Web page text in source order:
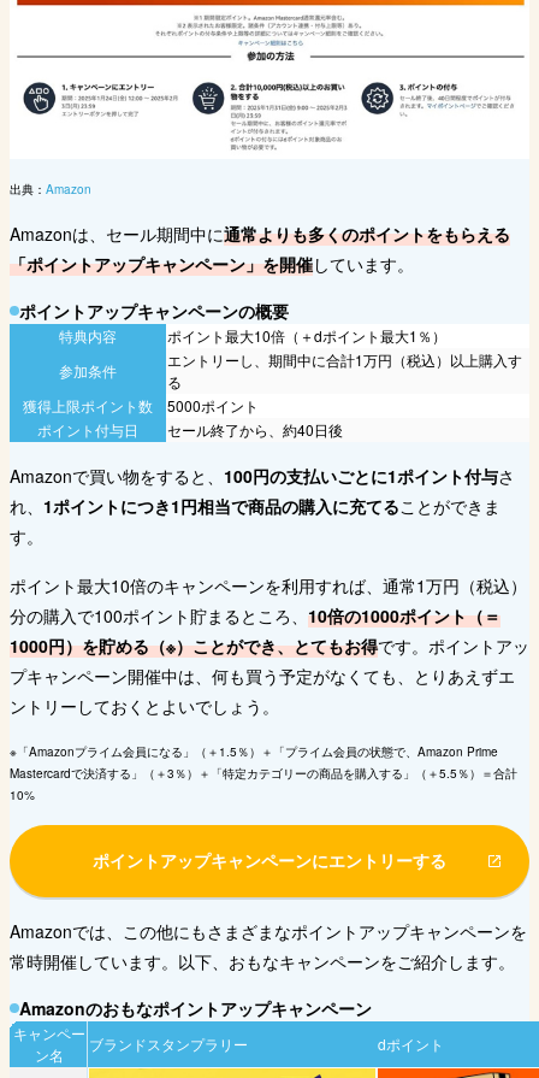
出典： Amazon
Amazonは、セール期間中に通常よりも多くのポイントをもらえる
「ポイントアップキャンペーン」を開催しています。
ポイントアップキャンペーンの概要
特典内容
ポイント最大10倍（＋dポイント最大1％）
参加条件
エントリーし、期間中に合計1万円（税込）以上購入す
る
獲得上限ポイント数
5000ポイント
ポイント付与日
セール終了から、約40日後
Amazonで買い物をすると、 100円の支払いごとに1ポイント付与さ
れ、 1ポイントにつき1円相当で商品の購入に充てることができま
す。
ポイント最大10倍のキャンペーンを利用すれば、通常1万円（税込）
分の購入で100ポイント貯まるところ、 10倍の1000ポイント（＝
1000円）を貯める（※）ことができ、とてもお得です。ポイントアッ
プキャンペーン開催中は、何も買う予定がなくても、とりあえずエ
ントリーしておくとよいでしょう。
※「Amazonプライム会員になる」（＋1.5％）＋「プライム会員の状態で、Amazon Prime
Mastercardで決済する」（＋3％）＋「特定カテゴリーの商品を購入する」（＋5.5％）＝合計
10%
ポイントアップキャンペーンにエントリーする
Amazonでは、この他にもさまざまなポイントアップキャンペーンを
常時開催しています。以下、おもなキャンペーンをご紹介します。
Amazonのおもなポイントアップキャンペーン
キャンペー
ン名
ブランドスタンプラリー dポイント